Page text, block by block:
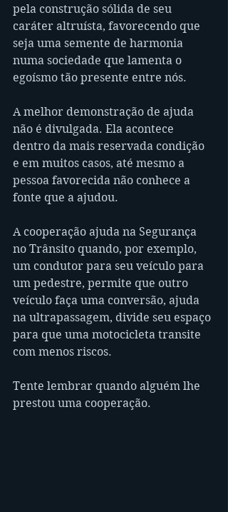
pela construção sólida de seu
caráter altruísta, favorecendo que
seja uma semente de harmonia
numa sociedade que lamenta o
egoísmo tão presente entre nós.
A melhor demonstração de ajuda
não é divulgada. Ela acontece
dentro da mais reservada condição
e em muitos casos, até mesmo a
pessoa favorecida não conhece a
fonte que a ajudou.
A cooperação ajuda na Segurança
no Trânsito quando, por exemplo,
um condutor para seu veículo para
um pedestre, permite que outro
veículo faça uma conversão, ajuda
na ultrapassagem, divide seu espaço
para que uma motocicleta transite
com menos riscos.
Tente lembrar quando alguém lhe
prestou uma cooperação.